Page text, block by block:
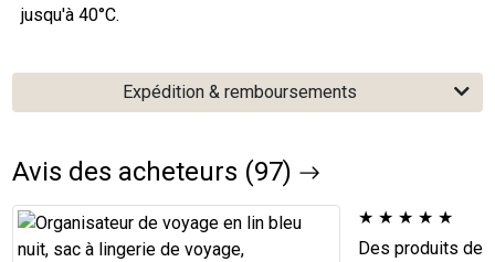
jusqu'à 40°C.
Expédition & remboursements
Avis des acheteurs (97)
★ ★ ★ ★ ★
Des produits de